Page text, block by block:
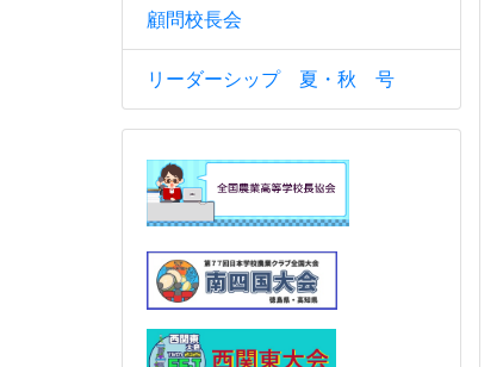
顧問校長会
リーダーシップ 夏・秋 号